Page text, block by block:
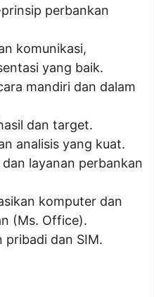
perbankan
komunikasi,
yang baik.
mandiri dan dalam
dan target.
analisis yang kuat.
layanan perbankan
komputer dan
(Ms. Office).
pribadi dan SIM.